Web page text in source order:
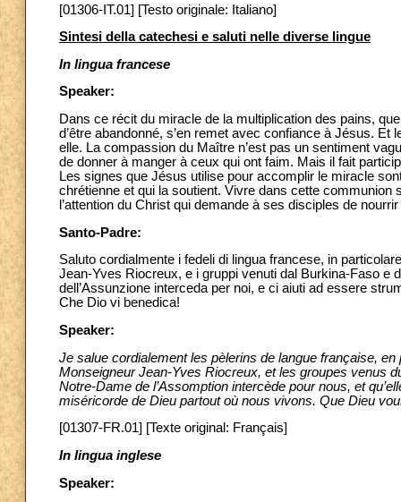
[01306-IT.01] [Testo originale: Italiano]
Sintesi della catechesi e saluti nelle diverse lingue
In lingua francese
Speaker:
Dans ce récit du miracle de la multiplication des pains,
d’être abandonné, s’en remet avec confiance à Jésus.
elle. La compassion du Maître n’est pas un sentiment
de donner à manger à ceux qui ont faim. Mais il fait
Les signes que Jésus utilise pour accomplir le miracle
chrétienne et qui la soutient. Vivre dans cette
l’attention du Christ qui demande à ses disciples de
Santo-Padre:
Saluto cordialmente i fedeli di lingua francese, in
Jean-Yves Riocreux, e i gruppi venuti dal Burkina-Faso e
dell’Assunzione interceda per noi, e ci aiuti ad essere
Che Dio vi benedica!
Speaker:
Je salue cordialement les pèlerins de langue française,
Monseigneur Jean-Yves Riocreux, et les groupes venus
Notre-Dame de l’Assomption intercède pour nous, et
miséricorde de Dieu partout où nous vivons. Que Dieu
[01307-FR.01] [Texte original: Français]
In lingua inglese
Speaker: